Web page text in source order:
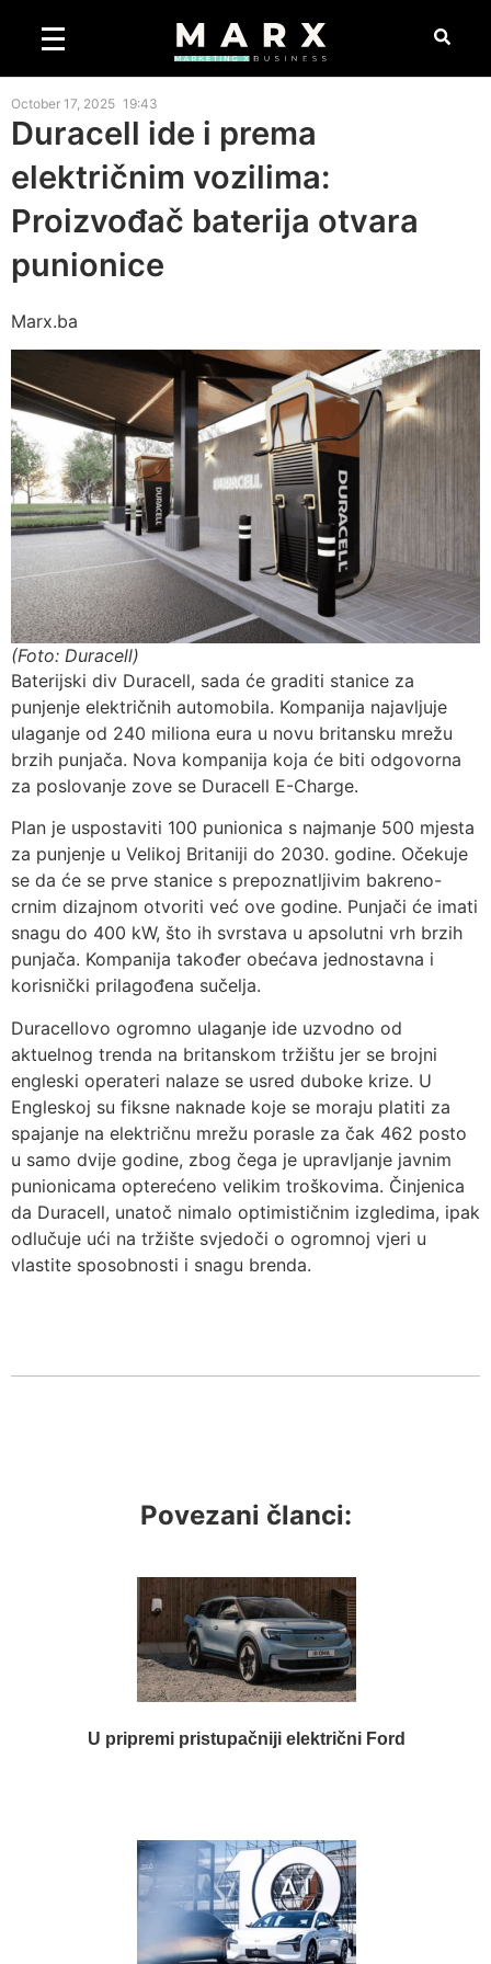
October 17, 2025 19:43
Duracell ide i prema
električnim vozilima:
Proizvođač baterija otvara
punionice
Marx.ba
(Foto: Duracell)
Baterijski div Duracell, sada će graditi stanice za
punjenje električnih automobila. Kompanija najavljuje
ulaganje od 240 miliona eura u novu britansku mrežu
brzih punjača. Nova kompanija koja će biti odgovorna
za poslovanje zove se Duracell E-Charge.
Plan je uspostaviti 100 punionica s najmanje 500 mjesta
za punjenje u Velikoj Britaniji do 2030. godine. Očekuje
se da će se prve stanice s prepoznatljivim bakreno-
crnim dizajnom otvoriti već ove godine. Punjači će imati
snagu do 400 kW, što ih svrstava u apsolutni vrh brzih
punjača. Kompanija također obećava jednostavna i
korisnički prilagođena sučelja.
Duracellovo ogromno ulaganje ide uzvodno od
aktuelnog trenda na britanskom tržištu jer se brojni
engleski operateri nalaze se usred duboke krize. U
Engleskoj su fiksne naknade koje se moraju platiti za
spajanje na električnu mrežu porasle za čak 462 posto
u samo dvije godine, zbog čega je upravljanje javnim
punionicama opterećeno velikim troškovima. Činjenica
da Duracell, unatoč nimalo optimističnim izgledima, ipak
odlučuje ući na tržište svjedoči o ogromnoj vjeri u
vlastite sposobnosti i snagu brenda.
Povezani članci:
U pripremi pristupačniji električni Ford